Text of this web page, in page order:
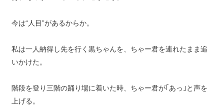
今は“人目”があるからか。
私は一人納得し先を行く黒ちゃんを、ちゃー君を連れたまま追
いかけた。
階段を登り三階の踊り場に着いた時、ちゃー君が｢あっ｣と声を
上げる。